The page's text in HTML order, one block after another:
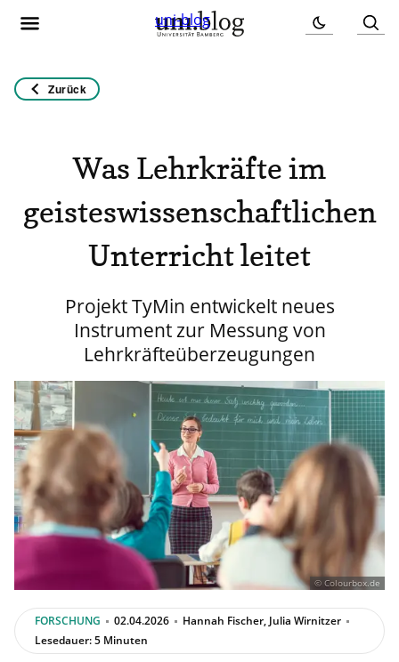
uni-blog
Zurück
Was Lehrkräfte im
geisteswissenschaftlichen
Unterricht leitet
Projekt TyMin entwickelt neues
Instrument zur Messung von
Lehrkräfteüberzeugungen
© Colourbox.de
FORSCHUNG 02.04.2026
Hannah Fischer, Julia Wirnitzer
Lesedauer: 5 Minuten